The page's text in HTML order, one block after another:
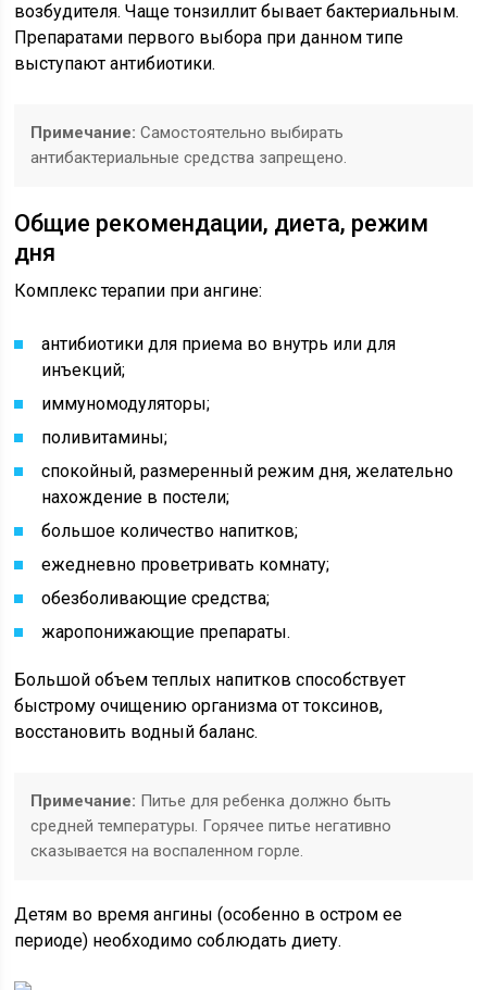
возбудителя. Чаще тонзиллит бывает бактериальным.
Препаратами первого выбора при данном типе
выступают антибиотики.
Примечание: Самостоятельно выбирать
антибактериальные средства запрещено.
Общие рекомендации, диета, режим
дня
Комплекс терапии при ангине:
антибиотики для приема во внутрь или для
инъекций;
иммуномодуляторы;
поливитамины;
спокойный, размеренный режим дня, желательно
нахождение в постели;
большое количество напитков;
ежедневно проветривать комнату;
обезболивающие средства;
жаропонижающие препараты.
Большой объем теплых напитков способствует
быстрому очищению организма от токсинов,
восстановить водный баланс.
Примечание: Питье для ребенка должно быть
средней температуры. Горячее питье негативно
сказывается на воспаленном горле.
Детям во время ангины (особенно в остром ее
периоде) необходимо соблюдать диету.